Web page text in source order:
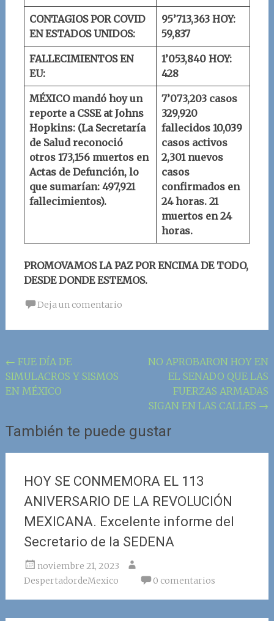
CONTAGIOS POR COVID
EN ESTADOS UNIDOS:
95’713,363 HOY:
59,837
FALLECIMIENTOS EN
EU:
1’053,840 HOY:
428
MÉXICO mandó hoy un
reporte a CSSE at Johns
Hopkins: (La Secretaría
de Salud reconoció
otros 173,156 muertos en
Actas de Defunción, lo
que sumarían: 497,921
fallecimientos).
7’073,203 casos
329,920
fallecidos 10,039
casos activos
2,301 nuevos
casos
confirmados en
24 horas. 21
muertos en 24
horas.
PROMOVAMOS LA PAZ POR ENCIMA DE TODO,
DESDE DONDE ESTEMOS.
Deja un comentario
Navegación
de
entrada
← FUE DÍA DE
SIMULACROS Y SISMOS
EN MÉXICO
NO APROBARON HOY EN
EL SENADO QUE LAS
FUERZAS ARMADAS
SIGAN EN LAS CALLES →
También te puede gustar
HOY SE CONMEMORA EL 113
ANIVERSARIO DE LA REVOLUCIÓN
MEXICANA. Excelente informe del
Secretario de la SEDENA
noviembre 21, 2023
DespertadordeMexico
0 comentarios